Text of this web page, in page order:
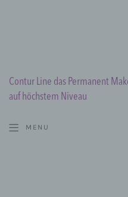
Contur Line das Permanent
auf höchstem Niveau
MENU